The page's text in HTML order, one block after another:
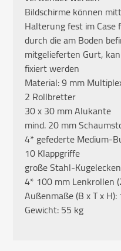
Bildschirme können
Halterung fest im Case
durch die am Boden
mitgelieferten Gurt,
fixiert werden
Material: 9 mm
2 Rollbretter
30 x 30 mm Alukante
mind. 20 mm
4* gefederte Medium-
10 Klappgriffe
große Stahl-Kugelecken
4* 100 mm Lenkrollen
Außenmaße (B x T x
Gewicht: 55 kg